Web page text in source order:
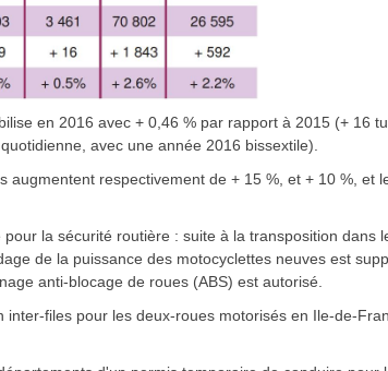
en 2016 avec + 0,46 % par rapport à 2015 (+ 16
avec une année 2016 bissextile).
augmentent respectivement de + 15 %, et + 10 %, et
la sécurité routière : suite à la transposition dans
de la puissance des motocyclettes neuves est
anti-blocage de roues (ABS) est autorisé.
files pour les deux-roues motorisés en Ile-de-